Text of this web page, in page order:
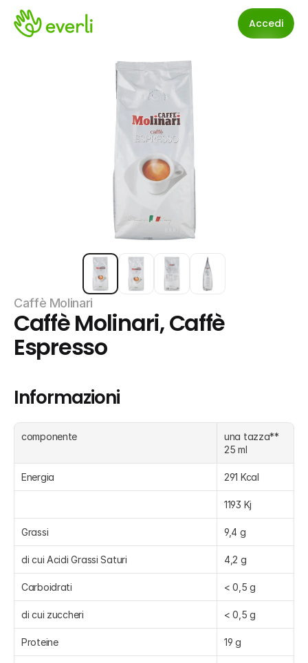
Accedi
Caffè Molinari
Caffè Molinari, Caffè
Espresso
Informazioni
componente
una tazza**
25 ml
Energia 291 Kcal
1193 Kj
Grassi 9,4 g
di cui Acidi Grassi Saturi 4,2 g
Carboidrati < 0,5 g
di cui zuccheri < 0,5 g
Proteine 19 g